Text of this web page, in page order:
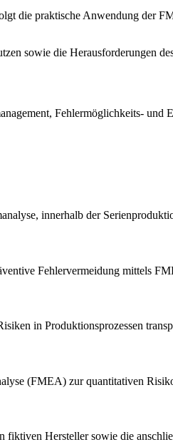
die praktische Anwendung der
sowie die Herausforderungen
Fehlermöglichkeits- und
innerhalb der
Fehlervermeidung mittels
in Produktionsprozessen
(FMEA) zur quantitativen
fiktiven Hersteller sowie die